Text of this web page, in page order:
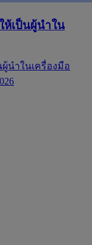
ห้เป็นผู้นำใน
ผู้นำในเครื่องมือ